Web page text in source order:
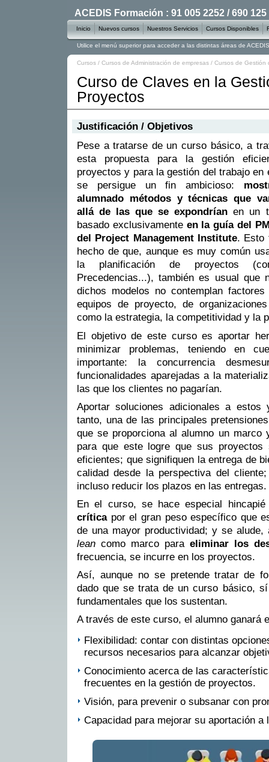
Cursos / Cursos de Administración de empresas / Cursos de Gestión
Curso de Claves en la
Proyectos
Justificación / Objetivos
Pese a tratarse de un curso básico, a
esta propuesta para la gestión
proyectos y para la gestión del trabajo en
se persigue un fin ambicioso:
alumnado métodos y técnicas que
allá de las que se expondrían en un
basado exclusivamente en la guía del
del Project Management Institute. Esto
hecho de que, aunque es muy común
la planificación de proyectos
Precedencias...), también es usual que
dichos modelos no contemplan
equipos de proyecto, de
como la estrategia, la competitividad y la
El objetivo de este curso es aportar
minimizar problemas, teniendo en
importante: la concurrencia
funcionalidades aparejadas a la
las que los clientes no pagarían.
Aportar soluciones adicionales a
tanto, una de las principales
que se proporciona al alumno un marco
para que este logre que sus
eficientes; que signifiquen la entrega de
calidad desde la perspectiva del
incluso reducir los plazos en las entregas.
En el curso, se hace especial
críticapor el gran peso específico que
de una mayor productividad; y se alude,
lean como marco para eliminar los
frecuencia, se incurre en los proyectos.
Así, aunque no se pretende tratar de
dado que se trata de un curso básico,
fundamentales que los sustentan.
A través de este curso, el alumno ganará
Flexibilidad: contar con distintas
recursos necesarios para alcanzar
Conocimiento acerca de las
frecuentes en la gestión de proyectos.
Visión, para prevenir o subsanar con
Capacidad para mejorar su aportación a
ACEDIS Formación : 91 005 2252 / 690 125
Inicio Nuevos cursos Nuestros Servicios Cursos Disponibles
Utilice el menú superior para acceder a las distintas áreas de